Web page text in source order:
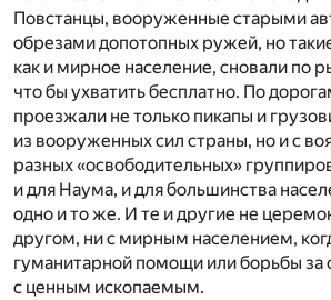
Повстанцы, вооруженные старыми
обрезами допотопных ружей, но
как и мирное население, сновали по
что бы ухватить бесплатно. По
проезжали не только пикапы и
из вооруженных сил страны, но и с
разных «освободительных»
и для Наума, и для большинства
одно и то же. И те и другие не
другом, ни с мирным населением,
гуманитарной помощи или борьбы
с ценным ископаемым.